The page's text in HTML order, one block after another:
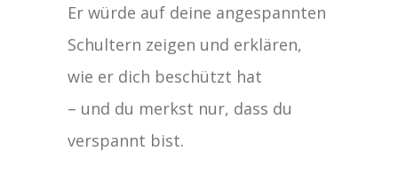
Er würde auf deine angespannten
Schultern zeigen und erklären,
wie er dich beschützt hat
– und du merkst nur, dass du
verspannt bist.